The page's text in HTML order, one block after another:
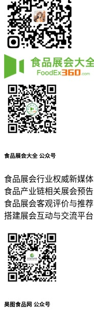
食品展会大全 公众号
食品展会行业权威新媒体
食品产业链相关展会预告
食品展会客观评价与推荐
搭建展会互动与交流平台
昊图食品网 公众号